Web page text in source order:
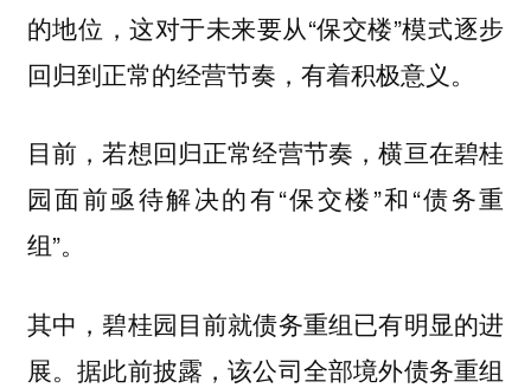
的地位，这对于未来要从“保交楼”模式逐步
回归到正常的经营节奏，有着积极意义。
目前，若想回归正常经营节奏，横亘在碧桂
园面前亟待解决的有“保交楼”和“债务重
组”。
其中，碧桂园目前就债务重组已有明显的进
展。据此前披露，该公司全部境外债务重组